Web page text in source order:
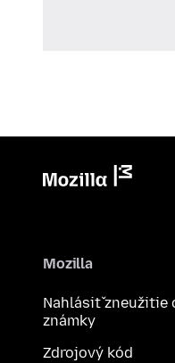
Mozilla
Nahlásiť zneužitie
známky
Zdrojový kód